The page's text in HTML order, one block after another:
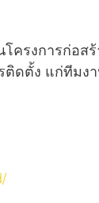
รงการก่อส
ดตั้ง แก่ทีมง